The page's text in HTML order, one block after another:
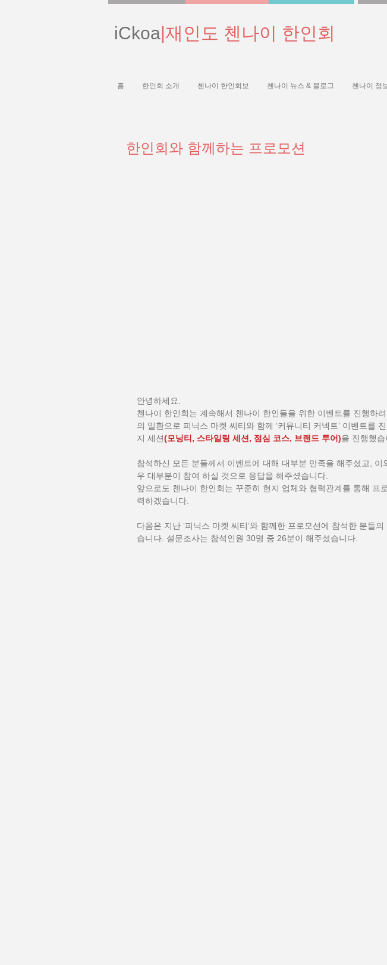
iCkoa|재인도 첸나이 한인회
홈 한인회 소개 첸나이 한인회보 첸나이 뉴스 & 블로그 첸나이 정
한인회와 함께하는 프로모션
안녕하세요.
첸나이 한인회는 계속해서 첸나이 한인들을 위한 이벤트를 진행하
의 일환으로 피닉스 마켓 씨티와 함께 ‘커뮤니티 커넥트’ 이벤트를
지 세션(모닝티, 스타일링 세션, 점심 코스, 브랜드 투어)을 진행했습
참석하신 모든 분들께서 이벤트에 대해 대부분 만족을 해주셨고, 이
우 대부분이 참여 하실 것으로 응답을 해주셨습니다.
앞으로도 첸나이 한인회는 꾸준히 현지 업체와 협력관계를 통해 프
력하겠습니다.
다음은 지난 ‘피닉스 마켓 씨티’와 함께한 프로모션에 참석한 분들
습니다. 설문조사는 참석인원 30명 중 26분이 해주셨습니다.